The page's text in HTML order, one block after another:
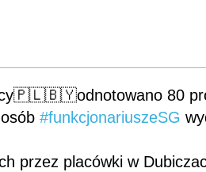
80
osób#funkcjonariuszeSG
przez placówki w